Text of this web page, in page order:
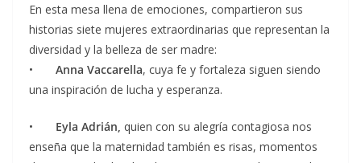
En esta mesa llena de emociones, compartieron sus
historias siete mujeres extraordinarias que representan la
diversidad y la belleza de ser madre:
• Anna Vaccarella, cuya fe y fortaleza siguen siendo
una inspiración de lucha y esperanza.
• Eyla Adrián, quien con su alegría contagiosa nos
enseña que la maternidad también es risas, momentos